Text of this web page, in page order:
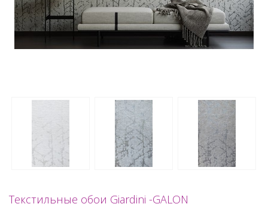
Текстильные обои Giardini -GALON